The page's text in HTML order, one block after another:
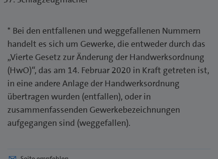
* Bei den entfallenen und weggefallenen Nummern
handelt es sich um Gewerke, die entweder durch das
„Vierte Gesetz zur Änderung der Handwerksordnung
(HwO)“, das am 14. Februar 2020 in Kraft getreten ist,
in eine andere Anlage der Handwerksordnung
übertragen wurden (entfallen), oder in
zusammenfassenden Gewerkebezeichnungen
aufgegangen sind (weggefallen).